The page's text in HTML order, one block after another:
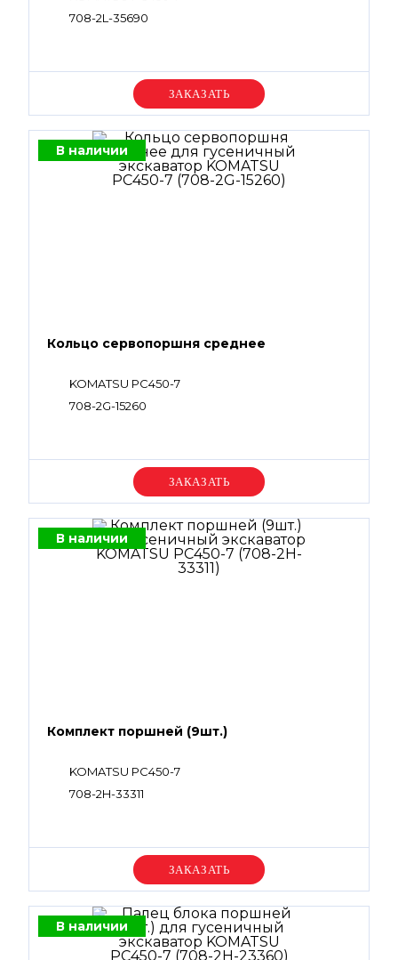
708-2L-35690
Уточняйте цену
В наличии
Кольцо сервопоршня среднее
KOMATSU PC450-7
708-2G-15260
Уточняйте цену
В наличии
Комплект поршней (9шт.)
KOMATSU PC450-7
708-2H-33311
Уточняйте цену
В наличии